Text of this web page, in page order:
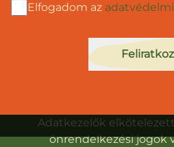
Elfogadom az
ADATKEZELÉSI
Adatkezelők
önrendelkezési jogok